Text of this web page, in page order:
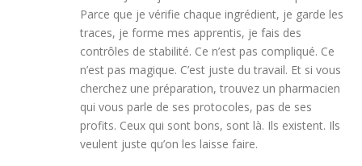
Parce que je vérifie chaque ingrédient, je garde les
traces, je forme mes apprentis, je fais des
contrôles de stabilité. Ce n’est pas compliqué. Ce
n’est pas magique. C’est juste du travail. Et si vous
cherchez une préparation, trouvez un pharmacien
qui vous parle de ses protocoles, pas de ses
profits. Ceux qui sont bons, sont là. Ils existent. Ils
veulent juste qu’on les laisse faire.